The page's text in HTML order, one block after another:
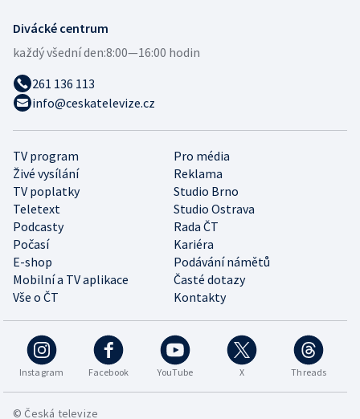
Divácké centrum
každý všední den:8:00—16:00 hodin
261 136 113
info@ceskatelevize.cz
TV program
Pro média
Živé vysílání
Reklama
TV poplatky
Studio Brno
Teletext
Studio Ostrava
Podcasty
Rada ČT
Počasí
Kariéra
E-shop
Podávání námětů
Mobilní a TV aplikace
Časté dotazy
Vše o ČT
Kontakty
Instagram Facebook YouTube X Threads
© Česká televize